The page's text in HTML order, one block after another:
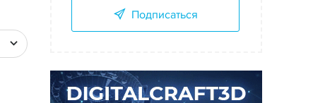
Подписаться